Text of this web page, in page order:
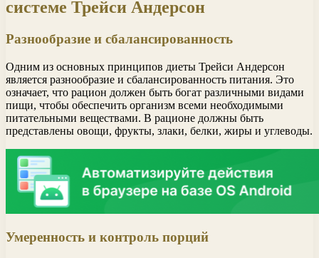
системе Трейси Андерсон
Разнообразие и сбалансированность
Одним из основных принципов диеты Трейси Андерсон
является разнообразие и сбалансированность питания. Это
означает, что рацион должен быть богат различными видами
пищи, чтобы обеспечить организм всеми необходимыми
питательными веществами. В рационе должны быть
представлены овощи, фрукты, злаки, белки, жиры и углеводы.
Умеренность и контроль порций